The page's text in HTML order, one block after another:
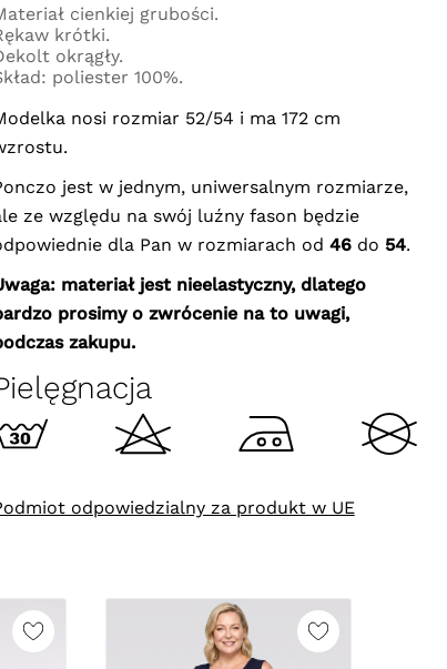
cienkiej grubości.
krótki.
okrągły.
poliester 100%.
nosi rozmiar 52/54 i ma 172 cm
jest w jednym, uniwersalnym rozmiarze,
ze względu na swój luźny fason będzie
dla Pan w rozmiarach od 46do 54.
materiał jest nieelastyczny, dlatego
prosimy o zwrócenie na to uwagi,
zakupu.
odpowiedzialny za produkt w UE